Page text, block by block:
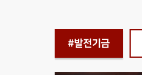
#발전기금